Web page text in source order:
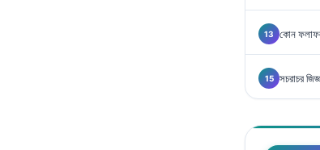
কোন
সচরাচর